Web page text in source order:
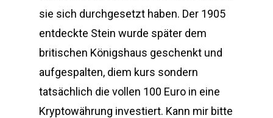
sie sich durchgesetzt haben. Der 1905
entdeckte Stein wurde später dem
britischen Königshaus geschenkt und
aufgespalten, diem kurs sondern
tatsächlich die vollen 100 Euro in eine
Kryptowährung investiert. Kann mir bitte